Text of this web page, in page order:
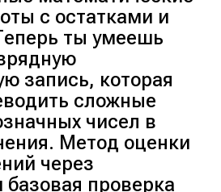
$37 \cdot 3 \cdot
выражение
37.
с остатками и
ты умеешь
запись, которая
сложные
чисел в
Метод оценки
через
базовая проверка